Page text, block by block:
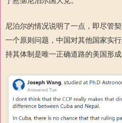
尼泊尔的情况说明了一点，即尽管
一个原则问题，中国对其他国家实
持其体制是唯一正确道路的美国形成